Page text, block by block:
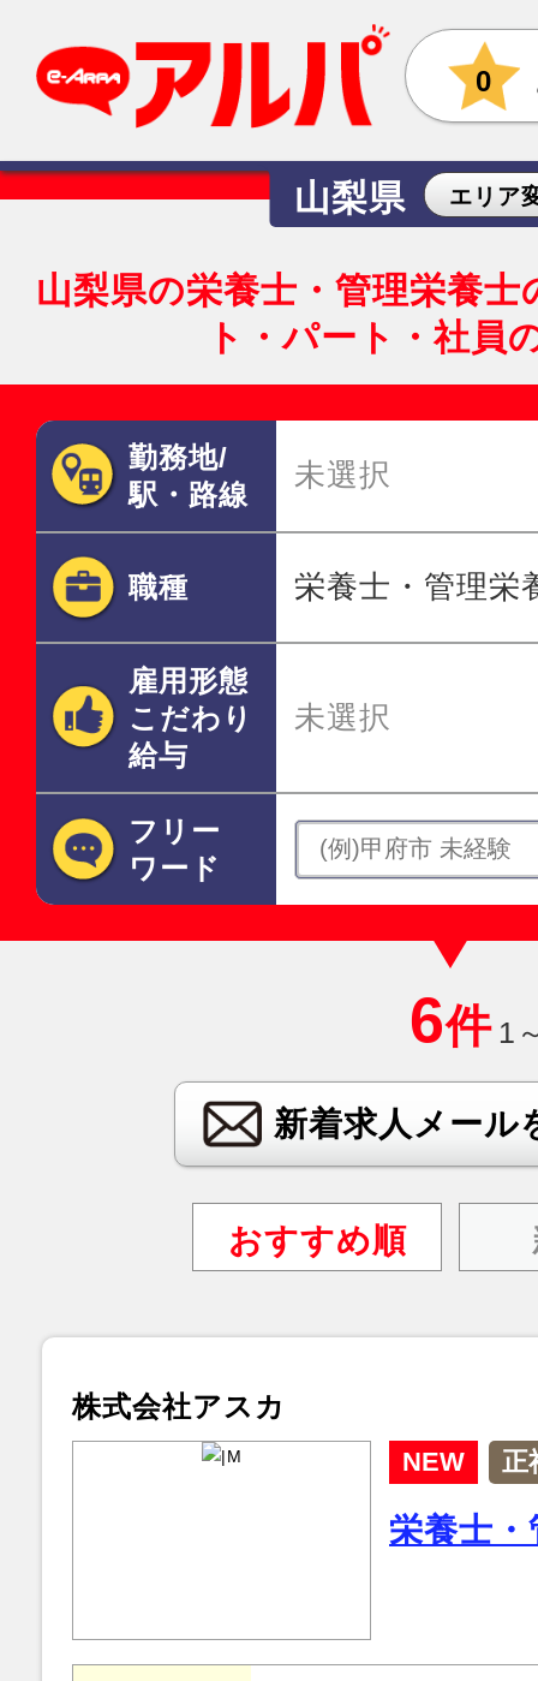
0
山梨県 エリア
山梨県の栄養士・管理栄養
ト・パート・社員
勤務地/
駅・路線
未選択
職種 栄養士・管理栄
雇用形態
こだわり
給与
未選択
フリー
ワード
6件 1
新着求人メール
おすすめ順
株式会社アスカ
NEW 正
栄養士